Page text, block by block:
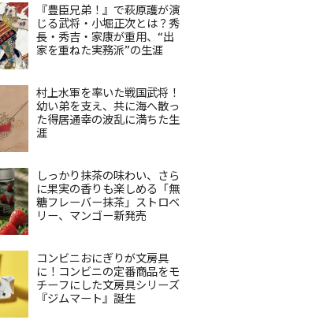
『豊臣兄弟！』で萩原護が演
じる武将・小堀正次とは？秀
長・秀吉・家康が重用、“出
家を重ねた実務派”の生涯
村上水軍を率いた戦国武将！
幼い弟を支え、共に海へ散っ
た得居通幸の波乱に満ちた生
涯
しっかり抹茶の味わい、さら
に果実の香りも楽しめる「無
糖フレーバー抹茶」ストロベ
リー、マンゴー新発売
コンビニおにぎりが文房具
に！コンビニの定番商品をモ
チーフにした文房具シリーズ
『ジムマート』誕生